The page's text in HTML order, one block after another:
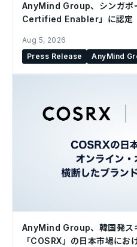
AnyMind Group、シンガポ
Certified Enabler」に認定
Aug 5, 2026
Press Release
AnyMind
AnyMind Group、韓国発ス
「COSRX」の日本市場に